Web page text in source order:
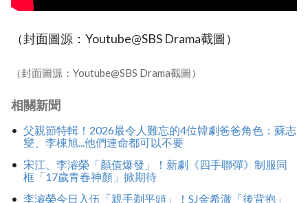
（封面圖源：Youtube@SBS Drama截圖）
（封面圖源：Youtube@SBS Drama截圖）
相關新聞
父親節特輯！2026最令人難忘的4位韓劇爸爸角色：蘇志
燮、李棟旭...他們連命都可以不要
宋江、李濬榮「顏值爆發」！新劇《四手聯彈》制服同
框「17歲青春神顏」掀期待
李濬榮今日入伍「親手剃平頭」！SJ金希澈「後背抱」